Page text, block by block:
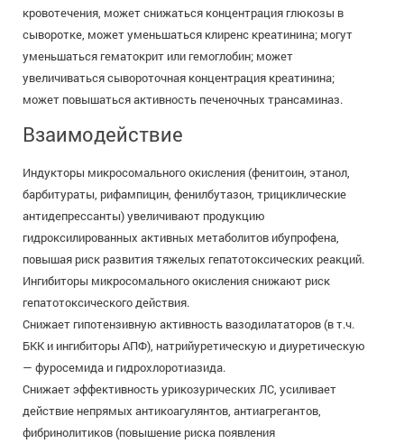
кровотечения, может снижаться концентрация глюкозы в
сыворотке, может уменьшаться клиренс креатинина; могут
уменьшаться гематокрит или гемоглобин; может
увеличиваться сывороточная концентрация креатинина;
может повышаться активность печеночных трансаминаз.
Взаимодействие
Индукторы микросомального окисления (фенитоин, этанол,
барбитураты, рифампицин, фенилбутазон, трициклические
антидепрессанты) увеличивают продукцию
гидроксилированных активных метаболитов ибупрофена,
повышая риск развития тяжелых гепатотоксических реакций.
Ингибиторы микросомального окисления снижают риск
гепатотоксического действия.
Снижает гипотензивную активность вазодилататоров (в т.ч.
БКК и ингибиторы АПФ), натрийуретическую и диуретическую
— фуросемида и гидрохлоротиазида.
Снижает эффективность урикозурических ЛС, усиливает
действие непрямых антикоагулянтов, антиагрегантов,
фибринолитиков (повышение риска появления